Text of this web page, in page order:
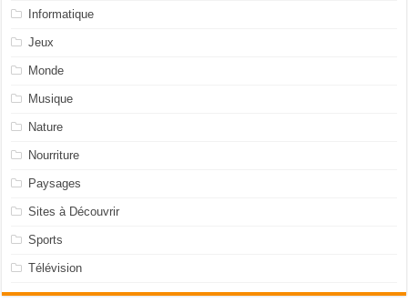
Informatique
Jeux
Monde
Musique
Nature
Nourriture
Paysages
Sites à Découvrir
Sports
Télévision